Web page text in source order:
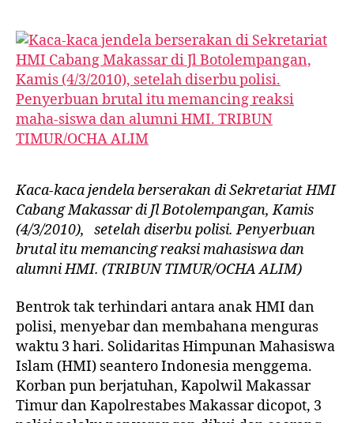
Kaca-kaca jendela berserakan di Sekretariat HMI
Cabang Makassar di Jl Botolempangan, Kamis
(4/3/2010), setelah diserbu polisi.Penyerbuan
brutal itu memancing reaksi mahasiswa dan
alumni HMI. (TRIBUN TIMUR/OCHA ALIM)
Bentrok tak terhindari antara anak HMI dan
polisi, menyebar dan membahana menguras
waktu 3 hari. Solidaritas Himpunan Mahasiswa
Islam (HMI) seantero Indonesia menggema.
Korban pun berjatuhan, Kapolwil Makassar
Timur dan Kapolrestabes Makassar dicopot, 3